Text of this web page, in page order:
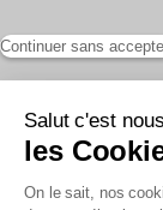
Continuer sans
Salut c'est
les
On le sait, nos